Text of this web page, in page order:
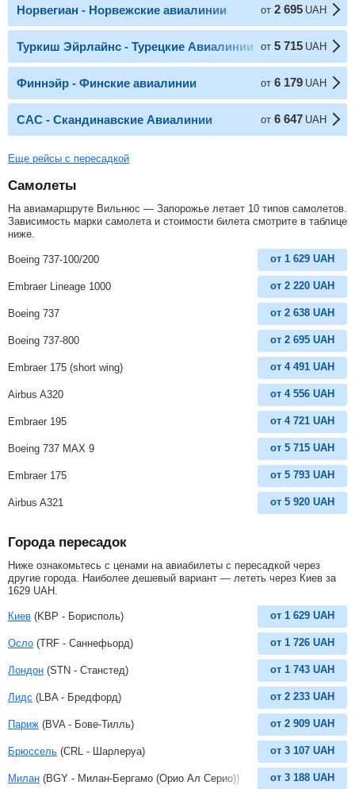
Норвегиан - Норвежские авиалинии от 2 695 UAH
Туркиш Эйрлайнс - Турецкие Авиалинии от 5 715 UAH
Финнэйр - Финские авиалинии от 6 179 UAH
САС - Скандинавские Авиалинии от 6 647 UAH
Еще рейсы с пересадкой
Самолеты
На авиамаршруте Вильнюс — Запорожье летает 10 типов самолетов.
Зависимость марки самолета и стоимости билета смотрите в таблице
ниже.
Boeing 737-100/200 от 1 629 UAH
Embraer Lineage 1000 от 2 220 UAH
Boeing 737 от 2 638 UAH
Boeing 737-800 от 2 695 UAH
Embraer 175 (short wing) от 4 491 UAH
Airbus A320 от 4 556 UAH
Embraer 195 от 4 721 UAH
Boeing 737 MAX 9 от 5 715 UAH
Embraer 175 от 5 793 UAH
Airbus A321 от 5 920 UAH
Города пересадок
Ниже ознакомьтесь с ценами на авиабилеты с пересадкой через
другие города. Наиболее дешевый вариант — лететь через Киев за
1629 UAH
Киев (KBP - Борисполь) от 1 629 UAH
Осло (TRF - Саннефьорд) от 1 726 UAH
Лондон (STN - Станстед) от 1 743 UAH
Лидс (LBA - Бредфорд) от 2 233 UAH
Париж (BVA - Бове-Тилль) от 2 909 UAH
Брюссель (CRL - Шарлеруа) от 3 107 UAH
Милан (BGY - Милан-Бергамо (Орио Ал Серио)) от 3 188 UAH